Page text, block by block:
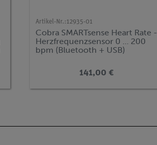
Artikel-Nr.:12935-01
Cobra SMARTsense Heart Rate -
Herzfrequenzsensor 0 ... 200
bpm (Bluetooth + USB)
141,00 €